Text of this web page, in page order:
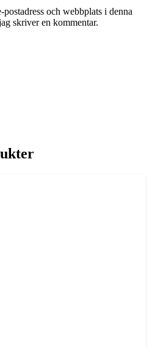
och webbplats i denna
skriver en kommentar.